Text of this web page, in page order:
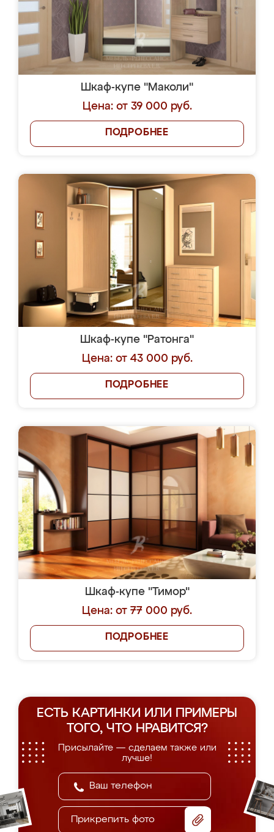
Шкаф-купе "Маколи"
Цена: от 39 000 руб.
ПОДРОБНЕЕ
Шкаф-купе "Ратонга"
Цена: от 43 000 руб.
ПОДРОБНЕЕ
Шкаф-купе "Тимор"
Цена: от 77 000 руб.
ПОДРОБНЕЕ
ЕСТЬ КАРТИНКИ ИЛИ ПРИМЕРЫ
ТОГО, ЧТО НРАВИТСЯ?
Присылайте — сделаем также или
лучше!
Прикрепить фото